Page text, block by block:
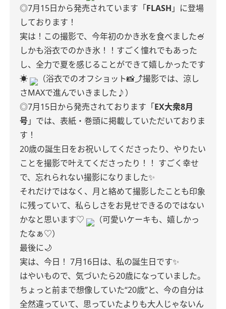
◎7月15日から発売されています「FLASH 」に登場
しております！
実は！この撮影で、今年初のかき氷を食べました🍧
しかも浴衣でのかき氷！！すごく憧れでもあった
し、全力で夏を感じることができて嬉しかったです
☀️
（浴衣でのオフショット📸⤴︎撮影では、涼し
さMAXで進んでいきました♪）
◎7月15日から発売されております「EX大衆8月
号」では、表紙・巻頭に掲載していただいておりま
す！
20歳の誕生日をお祝いしてくださったり、やりたい
ことを撮影で叶えてくださったり！！ すごく幸せ
で、忘れられない撮影になりました✨
それだけではなく、月と絡めて撮影したことも印象
に残っていて、私らしさをお見せできるのではない
かなと思います♡
（可愛いケーキも、嬉しかっ
たなぁ♡）
最後に🌙
実は、今日！ 7月16日は、私の誕生日です✨
はやいもので、気づいたら20歳になっていました。
ちょっと前まで想像していた“20歳”と、今の自分は
全然違っていて、思っていたよりも大人じゃないん